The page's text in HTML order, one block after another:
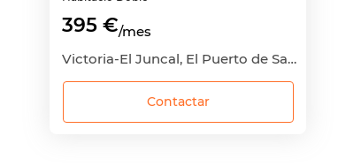
395 €/mes
Victoria-El Juncal, El Puerto de Santa María, Cádiz
Contactar